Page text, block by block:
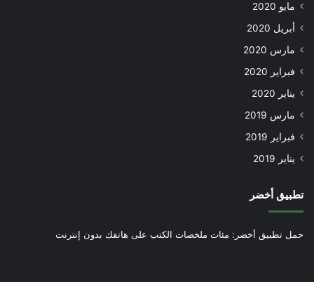
مايو 2020
أبريل 2020
مارس 2020
فبراير 2020
يناير 2020
مارس 2019
فبراير 2019
يناير 2019
تطبيق أخضر
حمل تطبيق أخضر: مئات ملخصات الكتب على هاتفك بدون إنترنت